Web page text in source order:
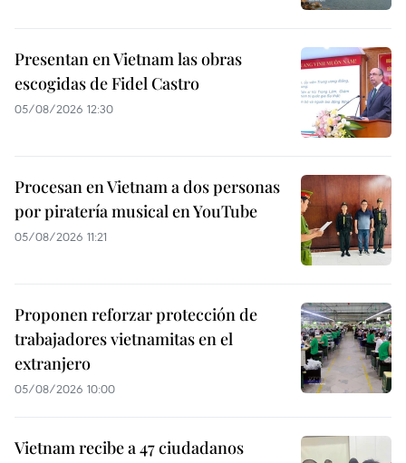
Presentan en Vietnam las obras
escogidas de Fidel Castro
05/08/2026 12:30
Procesan en Vietnam a dos personas
por piratería musical en YouTube
05/08/2026 11:21
Proponen reforzar protección de
trabajadores vietnamitas en el
extranjero
05/08/2026 10:00
Vietnam recibe a 47 ciudadanos